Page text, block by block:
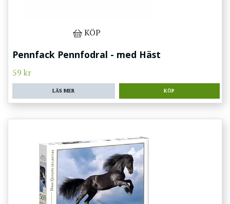
KÖP
Pennfack Pennfodral - med Häst
59 kr
LÄS MER